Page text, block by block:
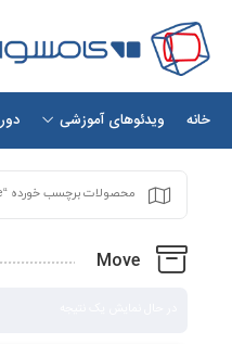
خانه ویدئوهای آموزشی
محصولات برچسب خورده “Move”
Move